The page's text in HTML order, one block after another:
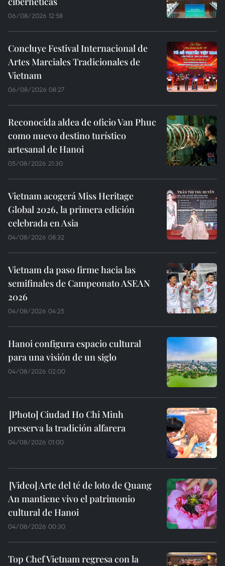
06/08/2026 12:58
Concluye Festival Internacional de
Artes Marciales Tradicionales de
Vietnam
06/08/2026 08:27
Reconocida aldea de oficio Van Phuc
como nuevo destino turístico
artesanal de Hanoi
05/08/2026 21:30
Vietnam acogerá Miss Heritage
Global 2026, la primera edición
celebrada en Asia
04/08/2026 08:32
Vietnam da paso firme hacia las
semifinales de Campeonato ASEAN
2026
04/08/2026 04:25
Hanoi configura espacio cultural
para una visión de un siglo
04/08/2026 02:00
Ciudad Ho Chi Minh
preserva la tradición alfarera
04/08/2026 01:00
Arte del té de loto de Quang
An mantiene vivo el patrimonio
cultural de Hanoi
04/08/2026 00:30
Top Chef Vietnam regresa con la